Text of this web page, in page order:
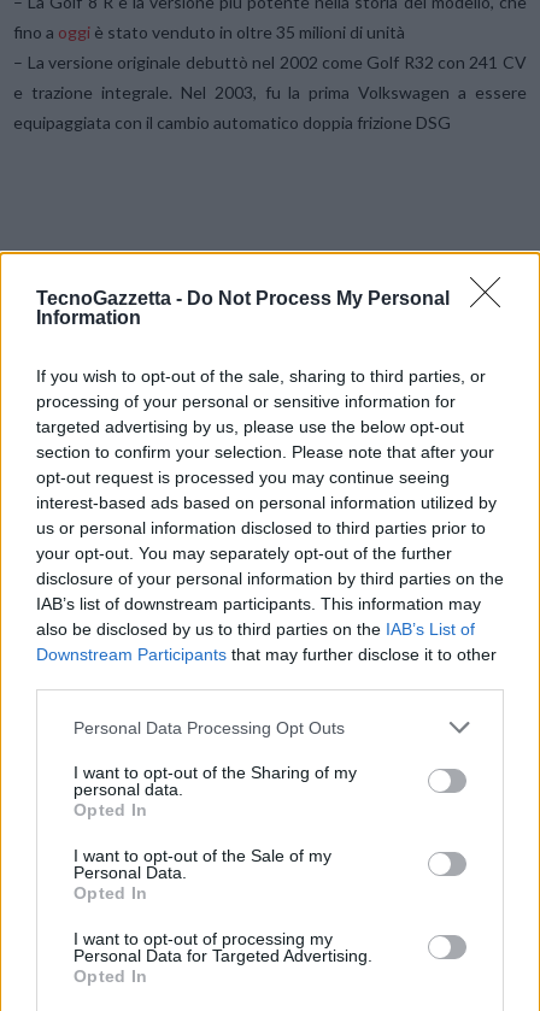
TecnoGazzetta - Do Not Process My Personal
Information
If you wish to opt-out of the sale, sharing to third parties, or
processing of your personal or sensitive information for
targeted advertising by us, please use the below opt-out
section to confirm your selection. Please note that after your
opt-out request is processed you may continue seeing
interest-based ads based on personal information utilized by
us or personal information disclosed to third parties prior to
your opt-out. You may separately opt-out of the further
disclosure of your personal information by third parties on the
IAB’s list of downstream participants. This information may
also be disclosed by us to third parties on the IAB’s List of
Downstream Participants that may further disclose it to other
Personal Data Processing Opt Outs
I want to opt-out of the Sharing of my
personal data.
Opted In
I want to opt-out of the Sale of my
Personal Data.
Opted In
I want to opt-out of processing my
Personal Data for Targeted Advertising.
Opted In
fino a oggi è stato venduto in oltre 35 milioni di unità
– La versione originale debuttò nel 2002 come Golf R32 con 241 CV
e trazione integrale. Nel 2003, fu la prima Volkswagen a essere
equipaggiata con il cambio automatico doppia frizione DSG
E-mail LinkedIn Facebook X
Mastodon Telegram WhatsApp
Stampa Altro
Vuoi ricevere gli aggiornamenti delle news di TecnoGazzetta?
Inserisci nome ed indirizzo E-Mail:
Acconsento al trattamento dei dati personali ( Info Privacy